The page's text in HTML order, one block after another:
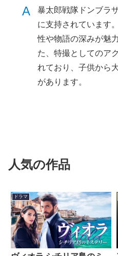
A
暴太郎戦隊ドンブラ
に支持されています
性や物語の深みが魅
た、特撮としてのア
れており、子供から
があります。
人気の作品
ドラマ